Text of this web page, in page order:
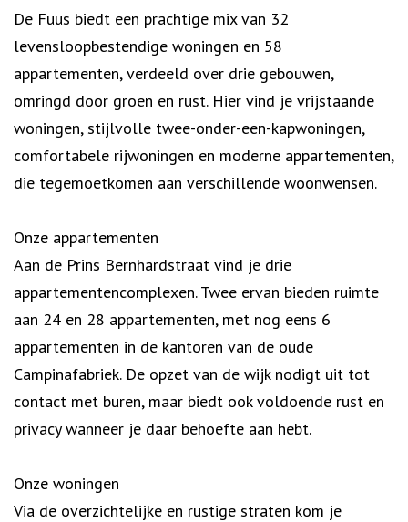
Omschrijving
De Fuus biedt een prachtige mix van 32
levensloopbestendige woningen en 58
appartementen, verdeeld over drie gebouwen,
omringd door groen en rust. Hier vind je vrijstaande
woningen, stijlvolle twee-onder-een-kapwoningen,
comfortabele rijwoningen en moderne appartementen,
die tegemoetkomen aan verschillende woonwensen.
Onze appartementen
Aan de Prins Bernhardstraat vind je drie
appartementencomplexen. Twee ervan bieden ruimte
aan 24 en 28 appartementen, met nog eens 6
appartementen in de kantoren van de oude
Campinafabriek. De opzet van de wijk nodigt uit tot
contact met buren, maar biedt ook voldoende rust en
privacy wanneer je daar behoefte aan hebt.
Onze woningen
Via de overzichtelijke en rustige straten kom je